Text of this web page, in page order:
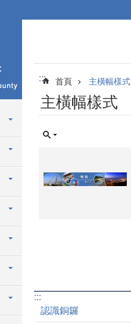
::: 首頁 主橫幅樣式
主橫幅樣式
:::
認識銅鑼